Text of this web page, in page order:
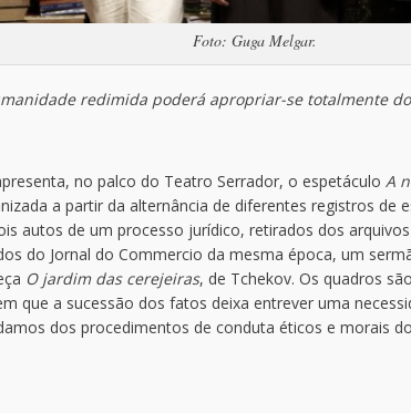
Foto: Guga Melgar.
redimida poderá apropriar-se totalmente
no palco do Teatro Serrador, o espetáculo A
a partir da alternância de diferentes registros de
autos de um processo jurídico, retirados dos
do Jornal do Commercio da mesma época, um
O jardim das cerejeiras, de Tchekov. Os quadros
que a sucessão dos fatos deixa entrever uma
dos procedimentos de conduta éticos e morais